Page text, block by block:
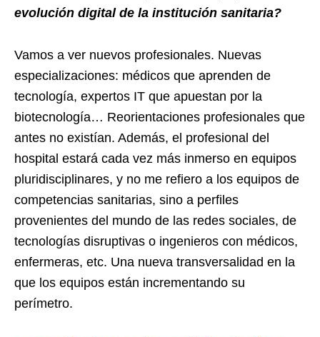
evolución digital de la institución sanitaria?
Vamos a ver nuevos profesionales. Nuevas
especializaciones: médicos que aprenden de
tecnología, expertos IT que apuestan por la
biotecnología… Reorientaciones profesionales que
antes no existían. Además, el profesional del
hospital estará cada vez más inmerso en equipos
pluridisciplinares, y no me refiero a los equipos de
competencias sanitarias, sino a perfiles
provenientes del mundo de las redes sociales, de
tecnologías disruptivas o ingenieros con médicos,
enfermeras, etc. Una nueva transversalidad en la
que los equipos están incrementando su
perímetro.